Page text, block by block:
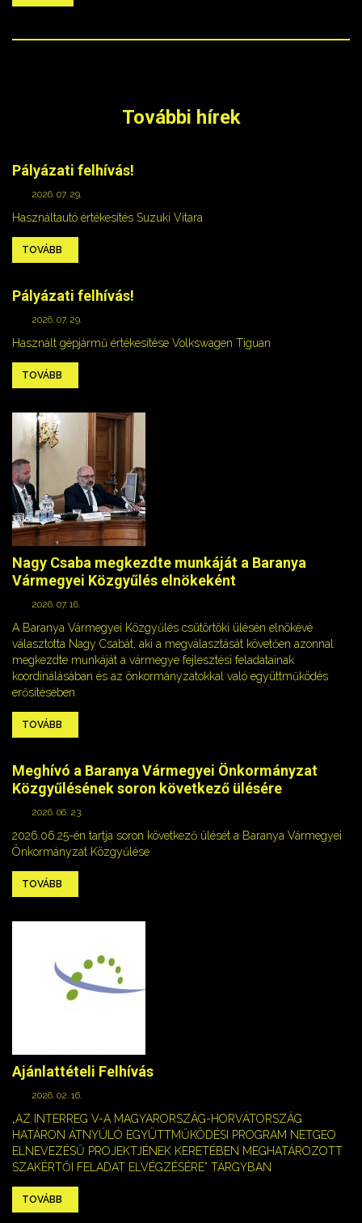
További hírek
Pályázati felhívás!
2026. 07. 29.
Használtautó értékesítés Suzuki Vitara
TOVÁBB
Pályázati felhívás!
2026. 07. 29.
Használt gépjármű értékesítése Volkswagen Tiguan
TOVÁBB
Nagy Csaba megkezdte munkáját a Baranya
Vármegyei Közgyűlés elnökeként
2026. 07. 16.
A Baranya Vármegyei Közgyűlés csütörtöki ülésén elnökévé
választotta Nagy Csabát, aki a megválasztását követően azonnal
megkezdte munkáját a vármegye fejlesztési feladatainak
koordinálásában és az önkormányzatokkal való együttműködés
erősítésében
TOVÁBB
Meghívó a Baranya Vármegyei Önkormányzat
Közgyűlésének soron következő ülésére
2026. 06. 23.
2026.06.25-én tartja soron következő ülését a Baranya Vármegyei
Önkormányzat Közgyűlése
TOVÁBB
Ajánlattételi Felhívás
2026. 02. 16.
„AZ INTERREG V-A MAGYARORSZÁG-HORVÁTORSZÁG
HATÁRON ÁTNYÚLÓ EGYÜTTMŰKÖDÉSI PROGRAM NETGEO
ELNEVEZÉSŰ PROJEKTJÉNEK KERETÉBEN MEGHATÁROZOTT
SZAKÉRTŐI FELADAT ELVÉGZÉSÉRE” TÁRGYBAN
TOVÁBB